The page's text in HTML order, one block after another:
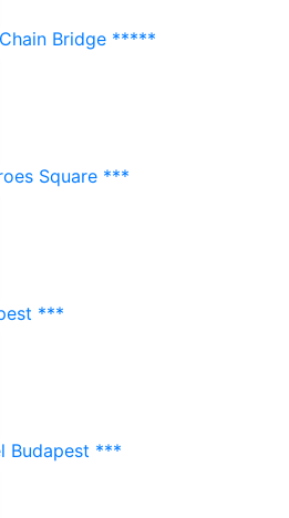
Bridge *****
Square ***
***
Budapest ***